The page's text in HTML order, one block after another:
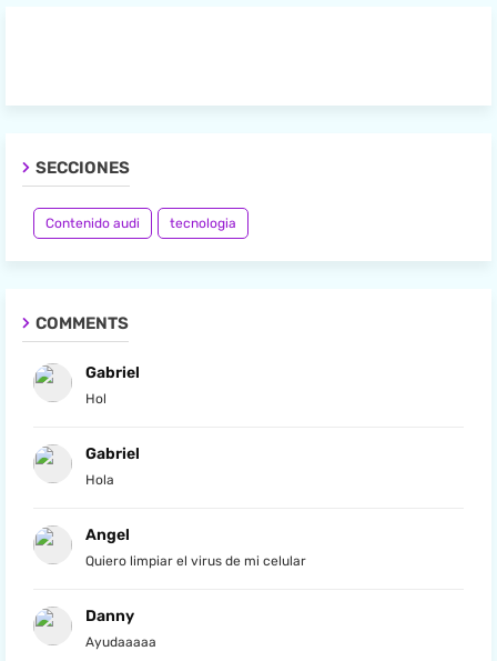
SECCIONES
Contenido audi tecnologia
COMMENTS
Gabriel
Hol
Gabriel
Hola
Angel
Quiero limpiar el virus de mi celular
Danny
Ayudaaaaa